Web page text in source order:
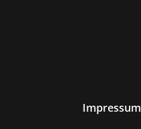
Impressum